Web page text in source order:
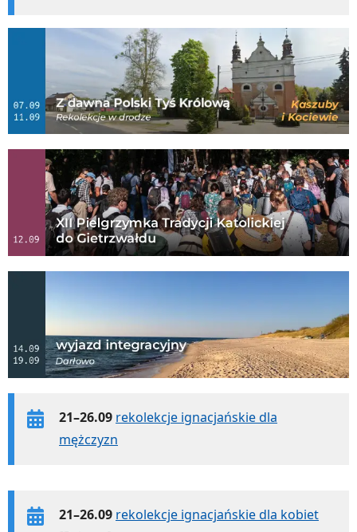
21–26.09 rekolekcje ignacjańskie dla
mężczyzn
21–26.09 rekolekcje ignacjańskie dla kobiet